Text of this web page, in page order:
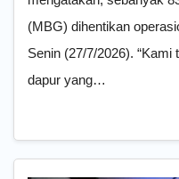
(MBG) dihentikan
Senin (27/7/2026).
dapur yang…